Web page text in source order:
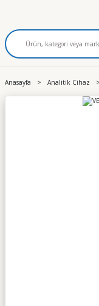
Anasayfa Analitik Cihaz